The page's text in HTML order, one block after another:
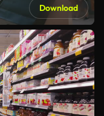
Download